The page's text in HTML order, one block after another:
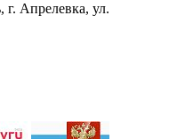
г. Апрелевка, ул.